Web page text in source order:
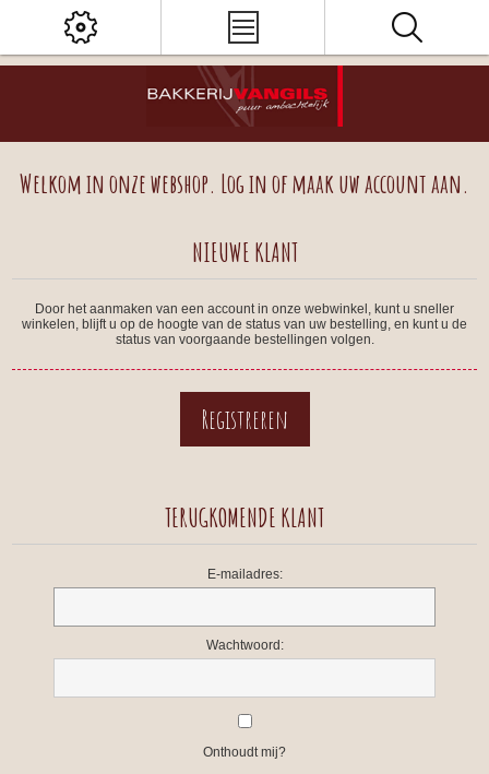
Welkom in onze webshop. Log in of maak uw account aan.
NIEUWE KLANT
Door het aanmaken van een account in onze webwinkel, kunt u sneller
winkelen, blijft u op de hoogte van de status van uw bestelling, en kunt u de
status van voorgaande bestellingen volgen.
TERUGKOMENDE KLANT
E-mailadres:
Wachtwoord:
Onthoudt mij?